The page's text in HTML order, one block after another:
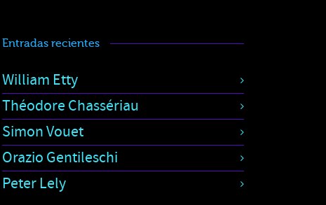
Entradas recientes
William Etty
Théodore Chassériau
Simon Vouet
Orazio Gentileschi
Peter Lely